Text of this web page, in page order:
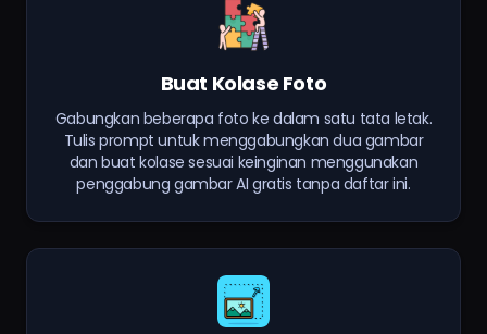
Buat Kolase Foto
Gabungkan beberapa foto ke dalam satu tata letak.
Tulis prompt untuk menggabungkan dua gambar
dan buat kolase sesuai keinginan menggunakan
penggabung gambar AI gratis tanpa daftar ini.